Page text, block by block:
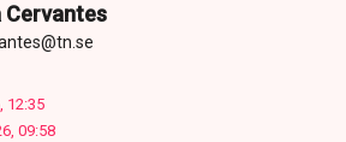
Cervantes
12:35
09:58